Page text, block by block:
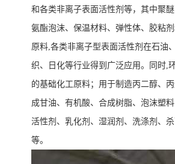
和各类非离子表面活性剂等， 其中聚
氨酯泡沫、保温材料、弹性体、胶粘
原料,各类非离子型表面活性剂在石油
织、日化等行业得到广泛应用。同时,
的基础化工原料； 用于制造丙二醇、
成甘油、有机酸、合成树脂、泡沫塑
活性剂、乳化剂、湿润剂、洗涤剂、
等。